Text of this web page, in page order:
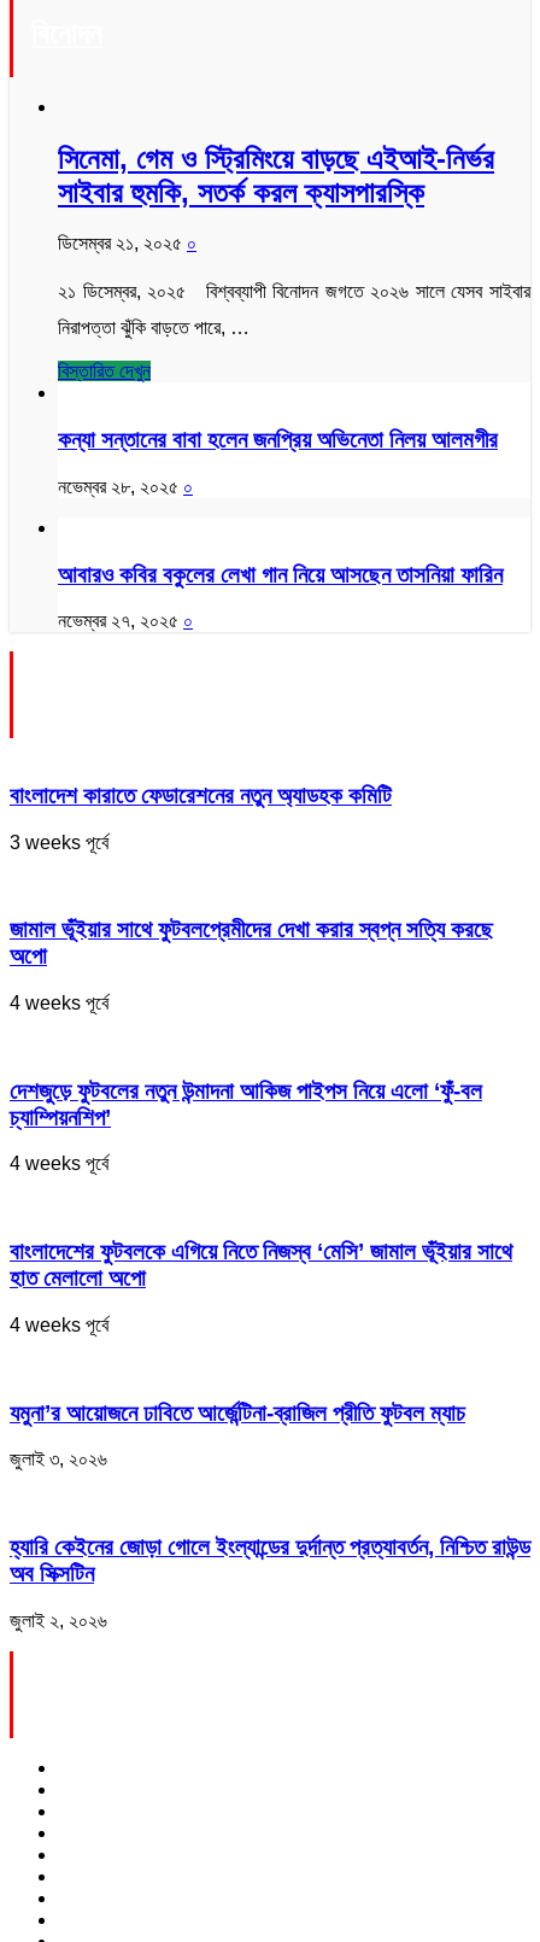
সিনেমা, গেম ও স্ট্রিমিংয়ে বাড়ছে এইআই-নির্ভর
সাইবার হুমকি, সতর্ক করল ক্যাসপারস্কি
ডিসেম্বর ২১, ২০২৫ ০
২১ ডিসেম্বর, ২০২৫ বিশ্বব্যাপী বিনোদন জগতে ২০২৬ সালে যেসব সাইবার
নিরাপত্তা ঝুঁকি বাড়তে পারে, …
বিস্তারিত দেখুন
কন্যা সন্তানের বাবা হলেন জনপ্রিয় অভিনেতা নিলয় আলমগীর
নভেম্বর ২৮, ২০২৫ ০
আবারও কবির বকুলের লেখা গান নিয়ে আসছেন তাসনিয়া ফারিন
নভেম্বর ২৭, ২০২৫ ০
বাংলাদেশ কারাতে ফেডারেশনের নতুন অ্যাডহক কমিটি
3 weeks পূর্বে
জামাল ভূঁইয়ার সাথে ফুটবলপ্রেমীদের দেখা করার স্বপ্ন সত্যি করছে
অপো
4 weeks পূর্বে
দেশজুড়ে ফুটবলের নতুন উন্মাদনা আকিজ পাইপস নিয়ে এলো ‘ফুঁ-বল
চ্যাম্পিয়নশিপ’
4 weeks পূর্বে
বাংলাদেশের ফুটবলকে এগিয়ে নিতে নিজস্ব ‘মেসি’ জামাল ভূঁইয়ার সাথে
হাত মেলালো অপো
4 weeks পূর্বে
যমুনা’র আয়োজনে ঢাবিতে আর্জেন্টিনা-ব্রাজিল প্রীতি ফুটবল ম্যাচ
জুলাই ৩, ২০২৬
হ্যারি কেইনের জোড়া গোলে ইংল্যান্ডের দুর্দান্ত প্রত্যাবর্তন, নিশ্চিত রাউন্ড
অব সিক্সটিন
জুলাই ২, ২০২৬